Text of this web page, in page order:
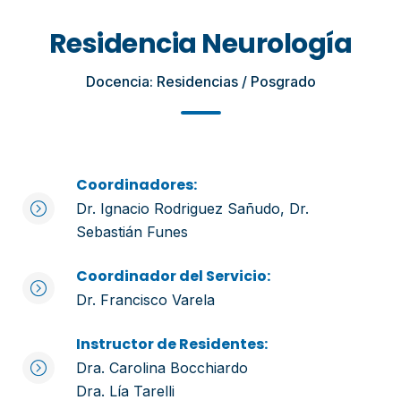
Residencia Neurología
Docencia: Residencias / Posgrado
Coordinadores:
Dr. Ignacio Rodriguez Sañudo, Dr.
Sebastián Funes
Coordinador del Servicio:
Dr. Francisco Varela
Instructor de Residentes:
Dra. Carolina Bocchiardo
Dra. Lía Tarelli